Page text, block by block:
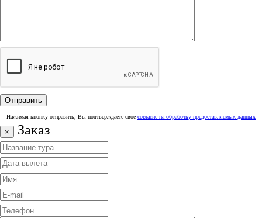
Нажимая кнопку отправить, Вы подтверждаете свое согласие на обработку предоставляемых данных
× Заказ